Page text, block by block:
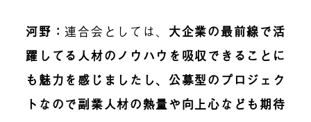
河野 ： 連合会としては、 大企業の最前線で活
躍してる人材のノウハウを吸収できることに
も魅力を感じましたし、公募型のプロジェク
トなので副業人材の熱量や向上心なども期待